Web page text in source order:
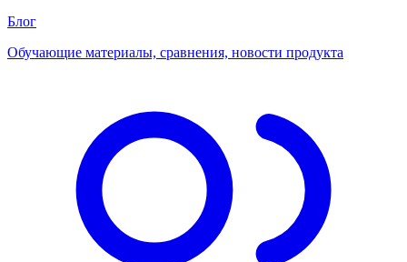
Блог
Обучающие материалы, сравнения, новости продукта